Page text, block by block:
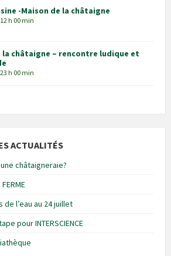
-Maison de la châtaigne
h 00 min
la châtaigne – rencontre ludique et
h 00 min
ACTUALITÉS
châtaigneraie?
l’eau au 24 juillet
pour INTERSCIENCE